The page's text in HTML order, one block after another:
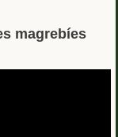
magrebíes